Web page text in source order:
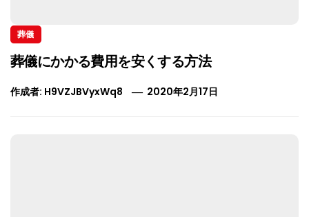
葬儀
葬儀にかかる費用を安くする方法
作成者: H9VZJBVyxWq8 2020年2月17日